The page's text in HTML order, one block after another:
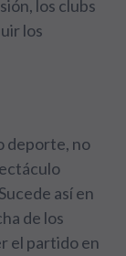
los clubs
los
deporte, no
así en
de los
el partido en